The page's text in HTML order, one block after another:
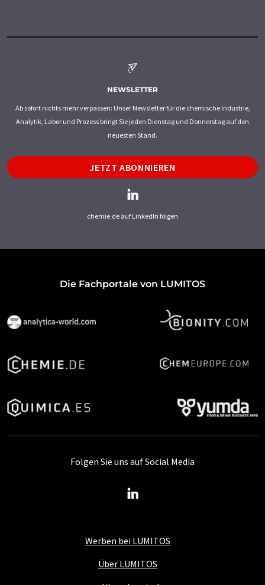
NEWSLETTER
Ab sofort nichts mehr verpassen: Unser Newsletter für die chemische Industrie,
Analytik, Labor und Prozess bringt Sie jeden Dienstag und Donnerstag auf den
neuesten Stand.
JETZT ABONNIEREN
chemie.de auf LinkedIn folgen
Die Fachportale von LUMITOS
Werben bei LUMITOS
Über LUMITOS
Folgen Sie uns auf Social Media